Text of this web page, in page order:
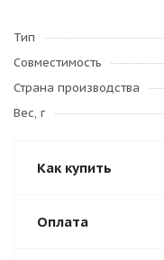
Тип
Совместимость
Страна производства
Вес, г
Как купить
Оплата